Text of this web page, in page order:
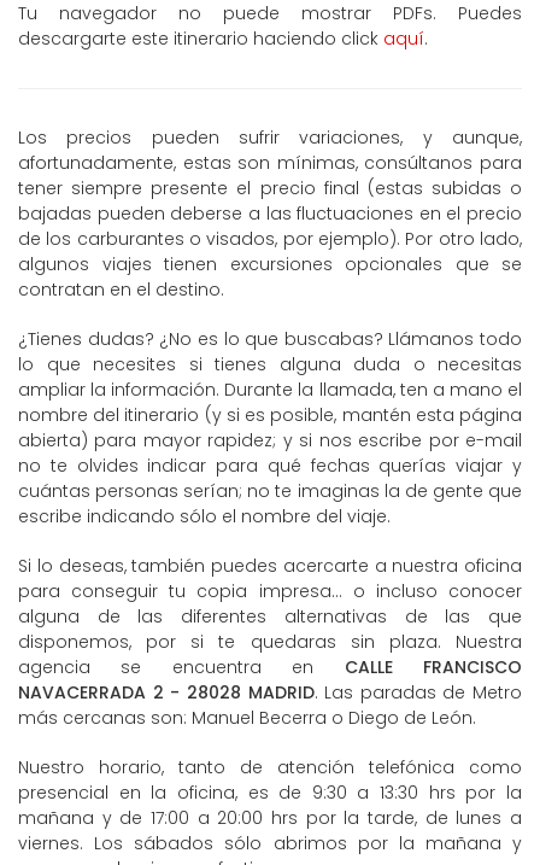
Tu navegador no puede mostrar PDFs. Puedes
descargarte este itinerario haciendo click aquí.
Los precios pueden sufrir variaciones, y aunque,
afortunadamente, estas son mínimas, consúltanos para
tener siempre presente el precio final (estas subidas o
bajadas pueden deberse a las fluctuaciones en el precio
de los carburantes o visados, por ejemplo). Por otro lado,
algunos viajes tienen excursiones opcionales que se
contratan en el destino.
¿Tienes dudas? ¿No es lo que buscabas? Llámanos todo
lo que necesites si tienes alguna duda o necesitas
ampliar la información. Durante la llamada, ten a mano el
nombre del itinerario (y si es posible, mantén esta página
abierta) para mayor rapidez; y si nos escribe por e-mail
no te olvides indicar para qué fechas querías viajar y
cuántas personas serían; no te imaginas la de gente que
escribe indicando sólo el nombre del viaje.
Si lo deseas, también puedes acercarte a nuestra oficina
para conseguir tu copia impresa... o incluso conocer
alguna de las diferentes alternativas de las que
disponemos, por si te quedaras sin plaza. Nuestra
agencia se encuentra en CALLE FRANCISCO
NAVACERRADA 2 - 28028 MADRID. Las paradas de Metro
más cercanas son: Manuel Becerra o Diego de León.
Nuestro horario, tanto de atención telefónica como
presencial en la oficina, es de 9:30 a 13:30 hrs por la
mañana y de 17:00 a 20:00 hrs por la tarde, de lunes a
viernes. Los sábados sólo abrimos por la mañana y